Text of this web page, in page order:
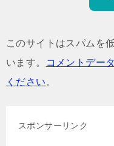
このサイトはスパムを
います。
コメントデー
ください。
スポンサーリンク